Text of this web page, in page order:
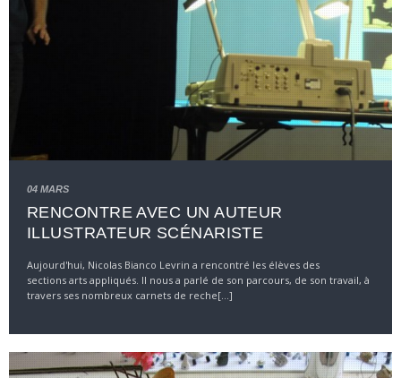
04 MARS
RENCONTRE AVEC UN AUTEUR
ILLUSTRATEUR SCÉNARISTE
Aujourd'hui, Nicolas Bianco Levrin a rencontré les élèves des
sections arts appliqués. Il nous a parlé de son parcours, de son travail, à
travers ses nombreux carnets de reche[...]